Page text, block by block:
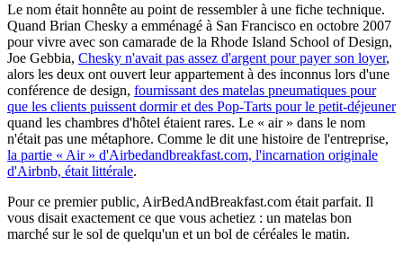
Le nom était honnête au point de ressembler à une fiche technique.
Quand Brian Chesky a emménagé à San Francisco en octobre 2007
pour vivre avec son camarade de la Rhode Island School of Design,
Joe Gebbia, Chesky n'avait pas assez d'argent pour payer son loyer,
alors les deux ont ouvert leur appartement à des inconnus lors d'une
conférence de design, fournissant des matelas pneumatiques pour
que les clients puissent dormir et des Pop-Tarts pour le petit-déjeuner
quand les chambres d'hôtel étaient rares. Le « air » dans le nom
n'était pas une métaphore. Comme le dit une histoire de l'entreprise,
la partie « Air » d'Airbedandbreakfast.com, l'incarnation originale
d'Airbnb, était littérale.
Pour ce premier public, AirBedAndBreakfast.com était parfait. Il
vous disait exactement ce que vous achetiez : un matelas bon
marché sur le sol de quelqu'un et un bol de céréales le matin.